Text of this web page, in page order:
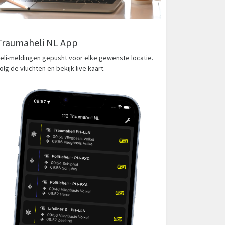
NL App
meldingen gepusht voor elke gewenste locatie.
de vluchten en bekijk live kaart.